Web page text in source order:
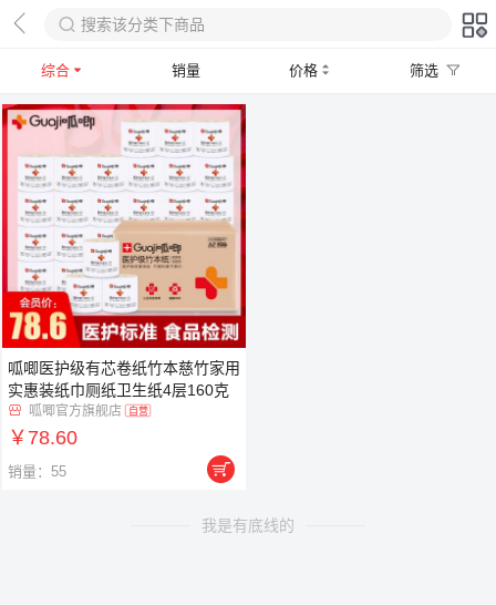
综合 销量 价格 筛选
呱唧医护级有芯卷纸竹本慈竹家用
实惠装纸巾厕纸卫生纸4层160克
整箱30卷
 呱唧官方旗舰店 自营
￥78.60
销量：55 
我是有底线的